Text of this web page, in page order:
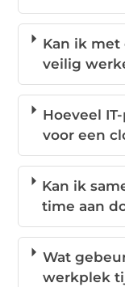
Kan ik
veilig
Hoeveel
voor een
Kan ik
time aan
Wat
werkplek